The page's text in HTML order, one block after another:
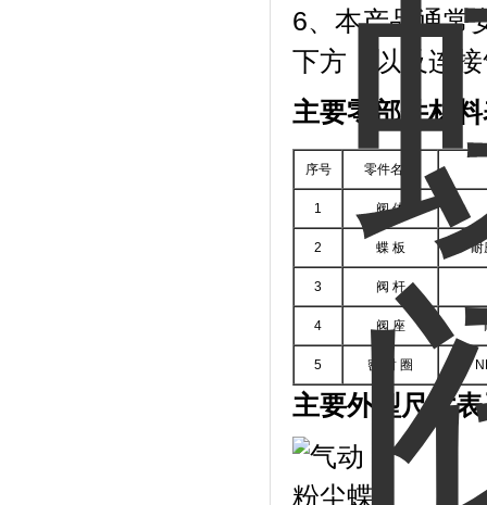
6、本产品通常
下方，以及连
主要零部件材
序号 零件名称
1 阀 体
2 蝶 板 耐
3 阀 杆
4 阀 座
5 密 封 圈
主要外型尺寸